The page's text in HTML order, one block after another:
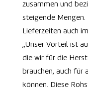
zusammen und
steigende Mengen.
Lieferzeiten auch
„Unser Vorteil ist
die wir für die
brauchen, auch für
können. Diese